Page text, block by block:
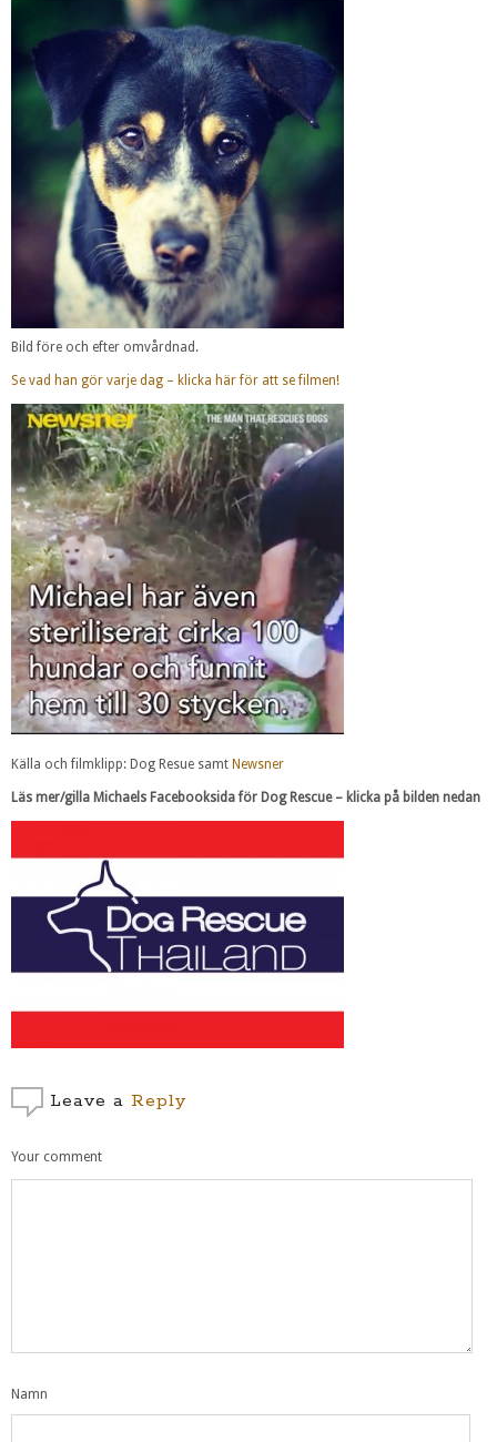
Bild före och efter omvårdnad.
Se vad han gör varje dag – klicka här för att se filmen!
Källa och filmklipp: Dog Resue samt Newsner
Läs mer/gilla Michaels Facebooksida för Dog Rescue – klicka på bilden nedan
Leave a Reply
Your comment
Namn